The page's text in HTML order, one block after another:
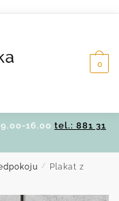
0
16.00 tel.: 881 31
/
Plakat z